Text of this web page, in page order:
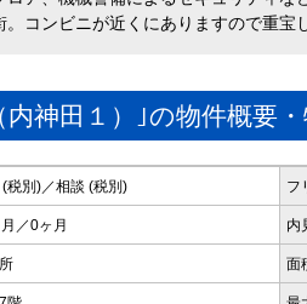
。コンビニが近くにありますので重宝
内神田１）｣の物件概要
税別)／相談 (税別) フ
／0ヶ月 内
面